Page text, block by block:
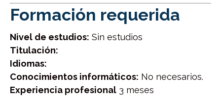
Formación requerida
Nivel de estudios: Sin estudios
Titulación:
Idiomas:
Conocimientos informáticos: No necesarios.
Experiencia profesional 3 meses